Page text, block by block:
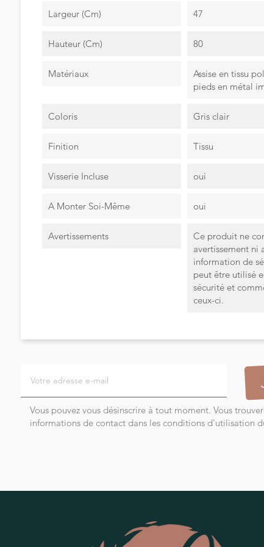
Largeur (cm) 47
Hauteur (cm) 80
Matériaux
Assise en tissu
pieds en métal
Coloris Gris clair
Finition Tissu
Visserie Incluse oui
A Monter Soi-Même oui
Avertissements
Ce produit ne
avertissement ni
information de
peut être utilisé
sécurité et
ceux-ci.
Vous pouvez vous désinscrire à tout moment. Vous
informations de contact dans les conditions d'utilisation